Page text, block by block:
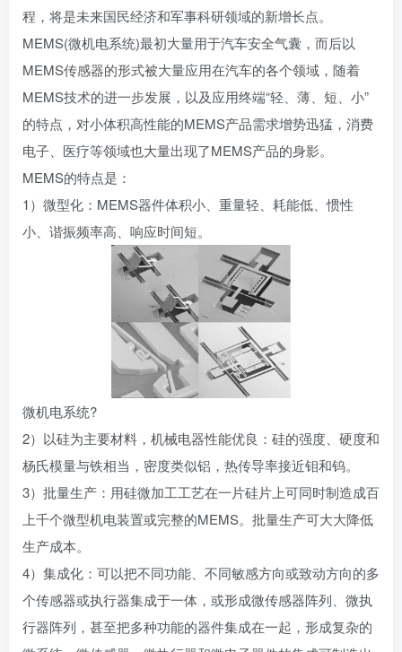
程，将是未来国民经济和军事科研领域的新增长点。
MEMS(微机电系统)最初大量用于汽车安全气囊 ，而后以
MEMS传感器的形式被大量应用在汽车的各个领域，随着
MEMS技术的进一步发展，以及应用终端“轻、薄、短、小”
的特点，对小体积高性能的MEMS产品需求增势迅猛，消费
电子、医疗等领域也大量出现了MEMS产品的身影。
MEMS的特点是：
1）微型化：MEMS器件体积小、重量轻、耗能低、惯性
小、谐振频率高、响应时间短。
微机电系统?
2）以硅为主要材料，机械电器性能优良：硅的强度、硬度和
杨氏模量与铁相当，密度类似铝，热传导率接近钼和钨。
3）批量生产：用硅微加工工艺在一片硅片上可同时制造成百
上千个微型机电装置或完整的MEMS。批量生产可大大降低
生产成本。
4）集成化：可以把不同功能、不同敏感方向或致动方向的多
个传感器或执行器集成于一体，或形成微传感器阵列、微执
行器阵列，甚至把多种功能的器件集成在一起，形成复杂的